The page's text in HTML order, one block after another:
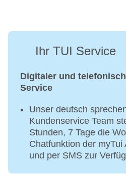
Ihr TUI Service
Digitaler und
Service
Unser deutsch
Kundenservice Team
Stunden, 7 Tage die
Chatfunktion der myTui
und per SMS zur